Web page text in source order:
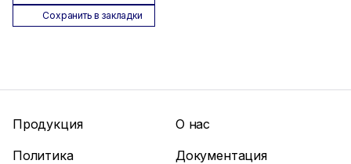
Сохранить в закладки
Продукция
О нас
Политика
Документация